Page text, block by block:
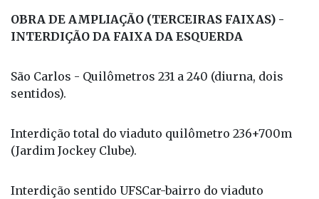
OBRA DE AMPLIAÇÃO (TERCEIRAS FAIXAS) -
INTERDIÇÃO DA FAIXA DA ESQUERDA
São Carlos - Quilômetros 231 a 240 (diurna, dois
sentidos).
Interdição total do viaduto quilômetro 236+700m
(Jardim Jockey Clube).
Interdição sentido UFSCar-bairro do viaduto